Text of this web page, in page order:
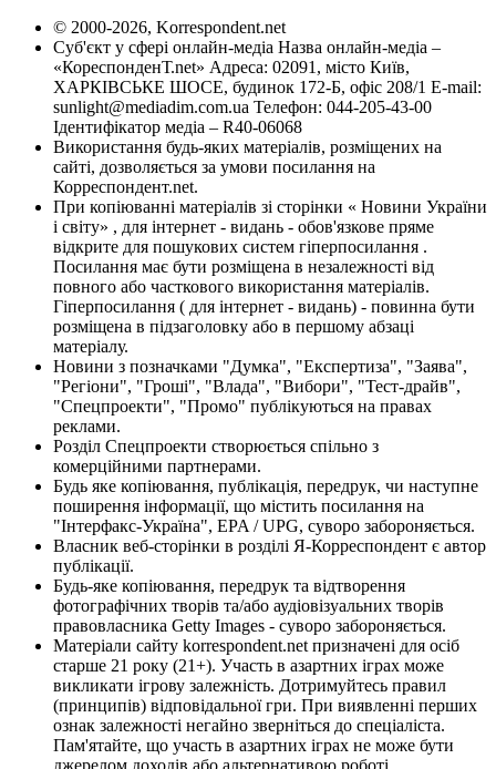
© 2000-2026, Korrespondent.net
Суб'єкт у сфері онлайн-медіа Назва онлайн-медіа –
«КореспонденТ.net» Адреса: 02091, місто Київ,
ХАРКІВСЬКЕ ШОСЕ, будинок 172-Б, офіс 208/1 E-mail:
sunlight@mediadim.com.ua Телефон: 044-205-43-00
Ідентифікатор медіа – R40-06068
Використання будь-яких матеріалів, розміщених на
сайті, дозволяється за умови посилання на
Корреспондент.net.
При копіюванні матеріалів зі сторінки « Новини України
і світу» , для інтернет - видань - обов'язкове пряме
відкрите для пошукових систем гіперпосилання .
Посилання має бути розміщена в незалежності від
повного або часткового використання матеріалів.
Гіперпосилання ( для інтернет - видань) - повинна бути
розміщена в підзаголовку або в першому абзаці
матеріалу.
Новини з позначками "Думка", "Експертиза", "Заява",
"Регіони", "Гроші", "Влада", "Вибори", "Тест-драйв",
"Спецпроекти", "Промо" публікуються на правах
реклами.
Розділ Спецпроекти створюється спільно з
комерційними партнерами.
Будь яке копіювання, публікація, передрук, чи наступне
поширення інформації, що містить посилання на
"Інтерфакс-Україна", EPA / UPG, суворо забороняється.
Власник веб-сторінки в розділі Я-Корреспондент є автор
публікації.
Будь-яке копіювання, передрук та відтворення
фотографічних творів та/або аудіовізуальних творів
правовласника Getty Images - суворо забороняється.
Матеріали сайту korrespondent.net призначені для осіб
старше 21 року (21+). Участь в азартних іграх може
викликати ігрову залежність. Дотримуйтесь правил
(принципів) відповідальної гри. При виявленні перших
ознак залежності негайно зверніться до спеціаліста.
Пам'ятайте, що участь в азартних іграх не може бути
джерелом доходів або альтернативою роботі.